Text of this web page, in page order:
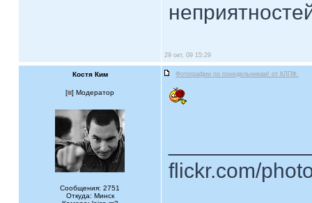
29 окт, 09 15:29
Костя Ким Фотографии по понедельникам! от КЛПФ.
[ ] Модератор
Сообщения: 2751
Откуда: Минск
flickr.com/